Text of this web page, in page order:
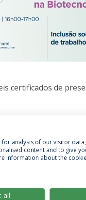
certificados de
Privacidade
Termos &
for analysis of our visitor
content and to give
information about the
all